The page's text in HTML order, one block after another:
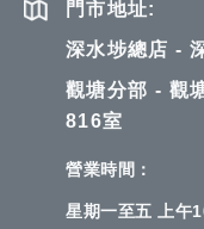
門市地址:
深水埗總店 -
觀塘分部 - 觀
816室
營業時間：
星期一至五 上午